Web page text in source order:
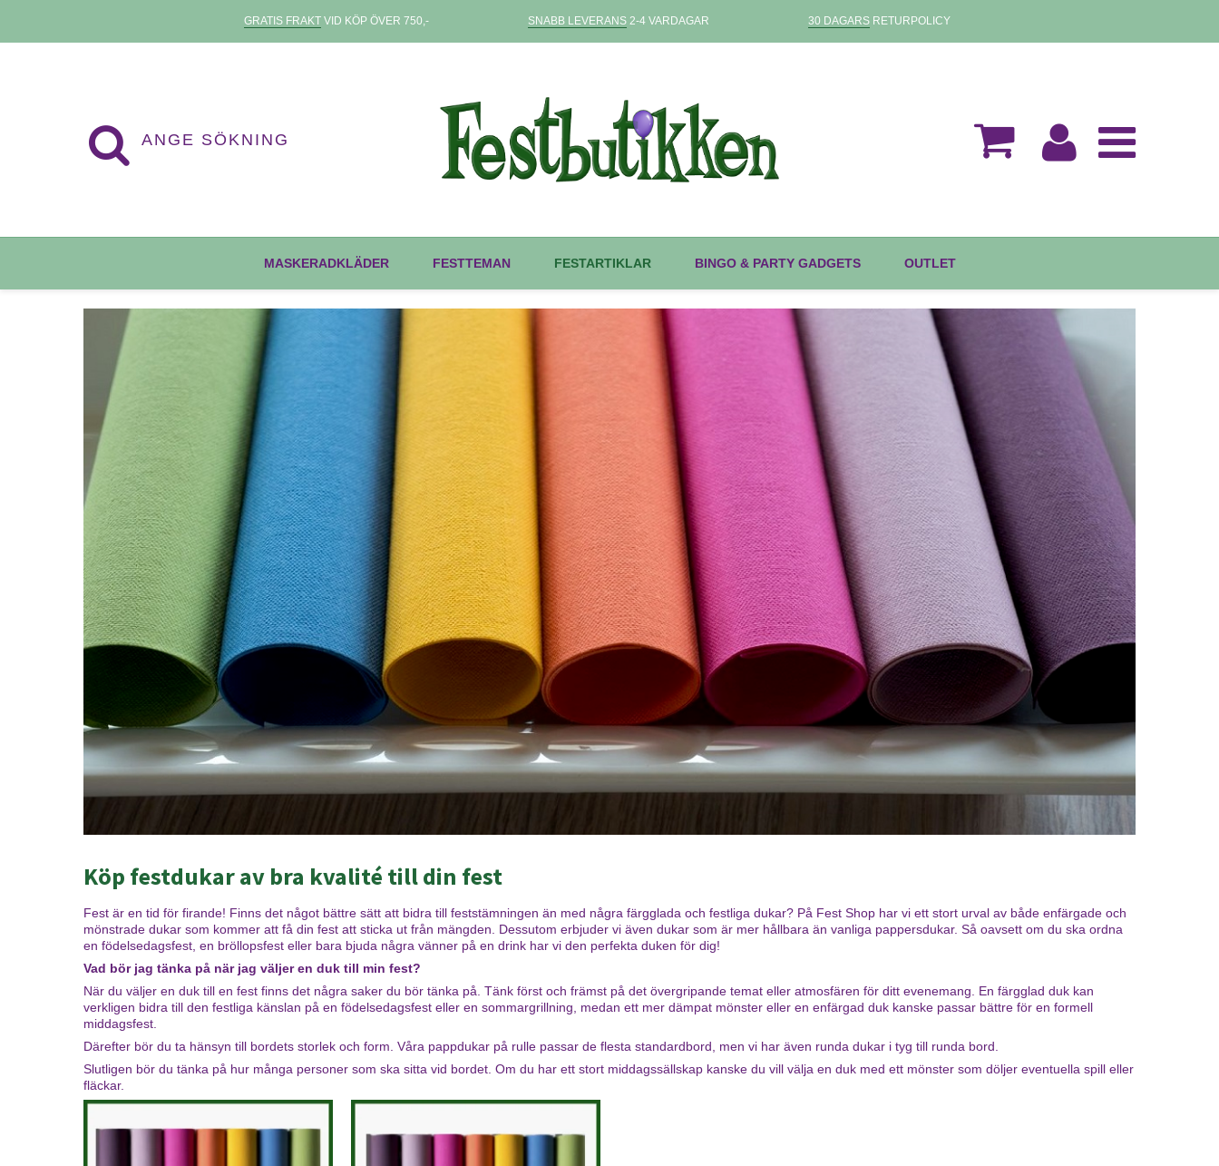
GRATIS FRAKTVID KÖP ÖVER 750,- SNABB LEVERANS2-4 VARDAGAR 30 DAGARSRETURPOLICY
MASKERADKLÄDER FESTTEMAN FESTARTIKLAR BINGO & PARTY GADGETS OUTLET
Köp festdukar av bra kvalité till din fest
Fest är en tid för firande! Finns det något bättre sätt att bidra till feststämningen än med några färgglada och festliga dukar? På Fest Shop har vi ett stort urval av både enfärgade och
mönstrade dukar som kommer att få din fest att sticka ut från mängden. Dessutom erbjuder vi även dukar som är mer hållbara än vanliga pappersdukar. Så oavsett om du ska ordna
en födelsedagsfest, en bröllopsfest eller bara bjuda några vänner på en drink har vi den perfekta duken för dig!
Vad bör jag tänka på när jag väljer en duk till min fest?
När du väljer en duk till en fest finns det några saker du bör tänka på. Tänk först och främst på det övergripande temat eller atmosfären för ditt evenemang. En färgglad duk kan
verkligen bidra till den festliga känslan på en födelsedagsfest eller en sommargrillning, medan ett mer dämpat mönster eller en enfärgad duk kanske passar bättre för en formell
middagsfest.
Därefter bör du ta hänsyn till bordets storlek och form. Våra pappdukar på rulle passar de flesta standardbord, men vi har även runda dukar i tyg till runda bord.
Slutligen bör du tänka på hur många personer som ska sitta vid bordet. Om du har ett stort middagssällskap kanske du vill välja en duk med ett mönster som döljer eventuella spill eller
fläckar.